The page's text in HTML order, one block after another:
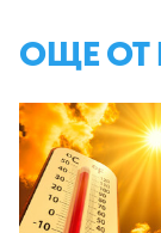
ОЩЕ ОТ